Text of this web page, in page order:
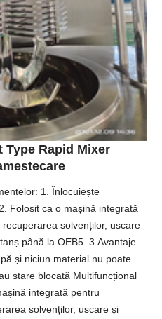
Type Rapid Mixer
1. Înlocuiește
Folosit ca o mașină integrată
solvenților, uscare
până la OEB5. 3.Avantaje
și niciun material nu poate
stare blocată Multifuncțional
integrată pentru
solvenților, uscare și